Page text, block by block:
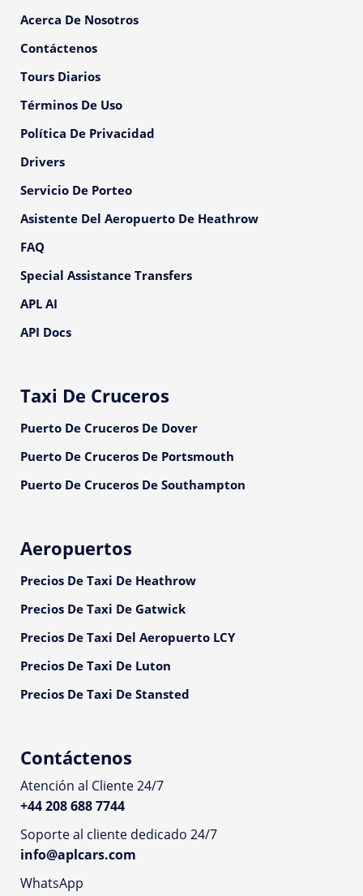
Acerca De Nosotros
Contáctenos
Tours Diarios
Términos De Uso
Política De Privacidad
Drivers
Servicio De Porteo
Asistente Del Aeropuerto De Heathrow
FAQ
Special Assistance Transfers
APL AI
API Docs
Taxi De Cruceros
Puerto De Cruceros De Dover
Puerto De Cruceros De Portsmouth
Puerto De Cruceros De Southampton
Aeropuertos
Precios De Taxi De Heathrow
Precios De Taxi De Gatwick
Precios De Taxi Del Aeropuerto LCY
Precios De Taxi De Luton
Precios De Taxi De Stansted
Contáctenos
Atención al Cliente 24/7
+44 208 688 7744
Soporte al cliente dedicado 24/7
info@aplcars.com
WhatsApp